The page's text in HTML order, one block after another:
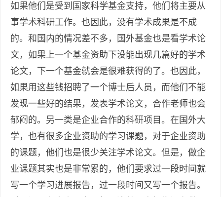
如果他们是受到国家科学基金支持，他们将主要从
事学术科研工作。也因此，没有学术成果是不成
的。和国内的情况差不多，国外基金也是看学术论
文，如果上一个基金资助下没能出现几篇好的学术
论文，下一个基金就会是很难获得的了。也因此，
如果用这些钱招聘了一个博士后人员，而他们不能
发现一些好的结果，发表学术论文，合作老师也会
郁闷的。另一类是企业合作的科研项目。在国外大
学，也有很多企业资助的学习课题，对于企业资助
的课题，他们也是很少关注学术论文。但是，做企
业课题其实也是非常累的，他们要求过一段时间就
写一个学习进展报告，过一段时间又写一个报告。